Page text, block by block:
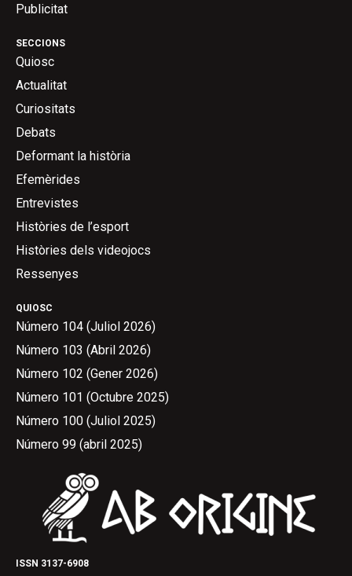
ISSN 3137-6908
QUIOSC
Número 104 (Juliol 2026)
Número 103 (Abril 2026)
Número 102 (Gener 2026)
Número 101 (Octubre 2025)
Número 100 (Juliol 2025)
Número 99 (abril 2025)
SECCIONS
Quiosc
Actualitat
Curiositats
Debats
Deformant la història
Efemèrides
Entrevistes
Històries de l’esport
Històries dels videojocs
Ressenyes
Publicitat